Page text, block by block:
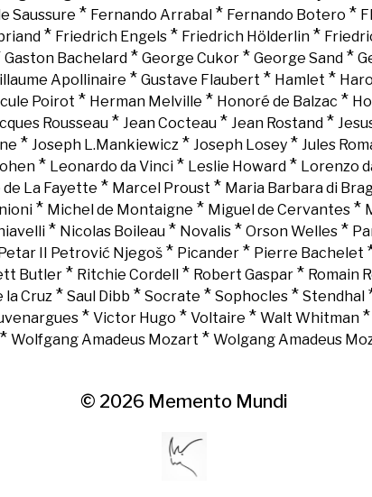
Saussure * Fernando Arrabal * Fernando Botero *
* Friedrich Engels * Friedrich Hölderlin *
Gaston Bachelard * George Cukor * George Sand *
Apollinaire * Gustave Flaubert * Hamlet *
Poirot * Herman Melville * Honoré de Balzac *
Rousseau * Jean Cocteau * Jean Rostand *
* Joseph L.Mankiewicz* Joseph Losey* Jules
* Leonardo da Vinci* Leslie Howard* Lorenzo
de La Fayette * Marcel Proust * Maria Barbara di
* Michel de Montaigne * Miguel de Cervantes*
* Nicolas Boileau* Novalis* Orson Welles*
Petar II Petrović Njegoš* Picander* Pierre Bachelet
Butler* Ritchie Cordell * Robert Gaspar* Romain
la Cruz* Saul Dibb * Socrate * Sophocles* Stendhal
* Victor Hugo * Voltaire * Walt Whitman *
* Wolfgang Amadeus Mozart * Wolgang Amadeus
© 2026 Memento Mundi